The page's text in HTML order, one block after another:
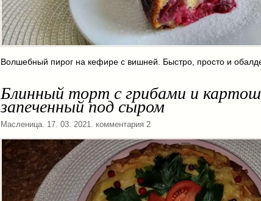
Волшебный пирог на кефире с вишней. Быстро, просто и
Блинный торт с грибами и
запеченный под сыром
Масленица. 17. 03. 2021. комментария 2